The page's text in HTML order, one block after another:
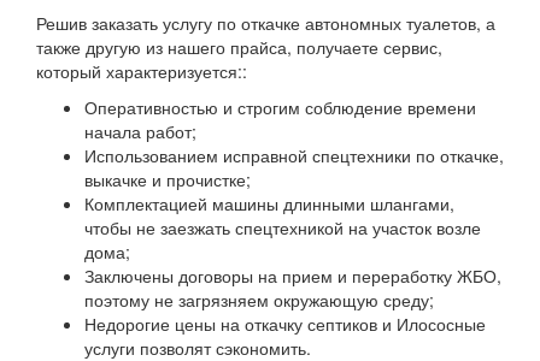
Решив заказать услугу по откачке автономных туалетов, а
также другую из нашего прайса, получаете сервис,
который характеризуется::
Оперативностью и строгим соблюдение времени
начала работ;
Использованием исправной спецтехники по откачке,
выкачке и прочистке;
Комплектацией машины длинными шлангами,
чтобы не заезжать спецтехникой на участок возле
дома;
Заключены договоры на прием и переработку ЖБО,
поэтому не загрязняем окружающую среду;
Недорогие цены на откачку септиков и Илососные
услуги позволят сэкономить.